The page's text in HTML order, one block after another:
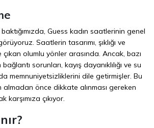
baktığımızda, Guess kadın saatlerinin genel
Saatlerin tasarımı, şıklığı ve
çıkan olumlu yönler arasında. Ancak, bazı
sorunları, kayış dayanıklılığı ve su
memnuniyetsizliklerini dile getirmişler. Bu
almadan önce dikkate alınması gereken
çıkıyor.